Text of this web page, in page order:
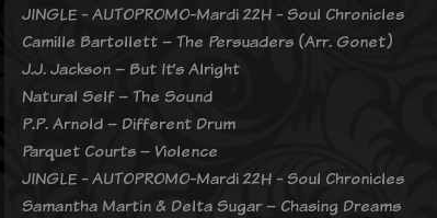
JINGLE - AUTOPROMO-Mardi 22H - Soul Chronicles
Camille Bartollett – The Persuaders (Arr. Gonet)
J.J. Jackson – But It’s Alright
Natural Self – The Sound
P.P. Arnold – Different Drum
Parquet Courts – Violence
JINGLE - AUTOPROMO-Mardi 22H - Soul Chronicles
Samantha Martin & Delta Sugar – Chasing Dreams